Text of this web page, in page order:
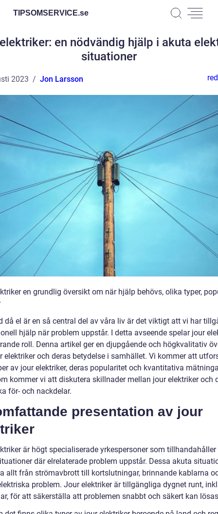
TIPSOMSERVICE.se
en nödvändig hjälp i akuta
situationer
2023 Jon Larsson
en grundlig översikt om när hjälp behövs, olika typer,
då el är en så central del av våra liv är det viktigt att vi har
hjälp när problem uppstår. I detta avseende spelar jour
roll. Denna artikel ger en djupgående och högkvalitativ
elektriker och deras betydelse i samhället. Vi kommer att
av jour elektriker, deras popularitet och kvantitativa
kommer vi att diskutera skillnader mellan jour elektriker och
för- och nackdelar.
presentation av jour
är högt specialiserade yrkespersoner som
där elrelaterade problem uppstår. Dessa akuta
allt från strömavbrott till kortslutningar, brinnande kablarna
problem. Jour elektriker är tillgängliga dygnet runt,
för att säkerställa att problemen snabbt och säkert kan